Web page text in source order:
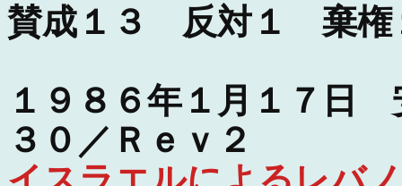
賛成１３ 反対１ 棄権
１９８６年１月１７日
３０／Ｒｅｖ２